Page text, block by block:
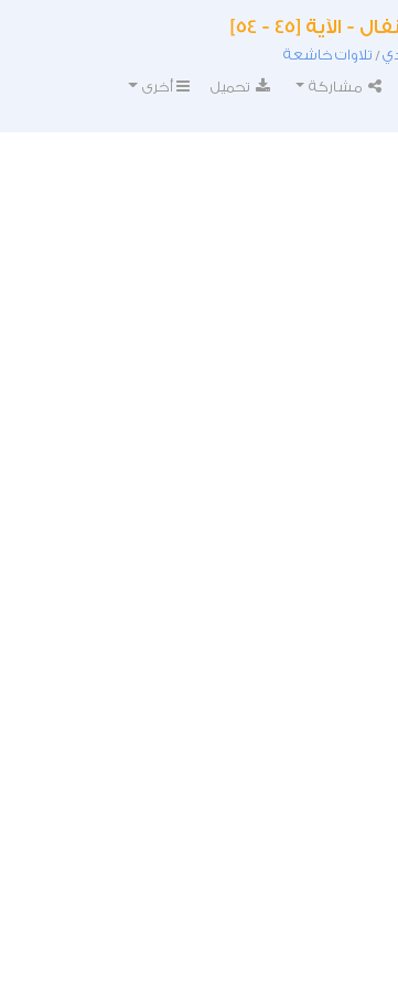
- الآية [45 - 54]
/ تلاوات خاشعة
مشاركة تحميل أخرى